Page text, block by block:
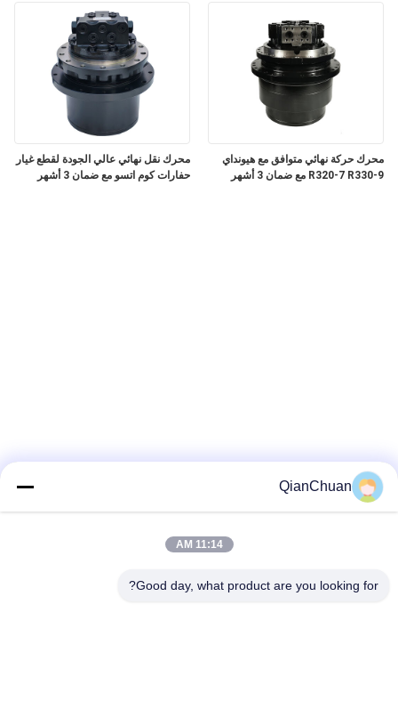
محرك نقل نهائي عالي الجودة لقطع غيار
حفارات كوم اتسو مع ضمان 3 أشهر
محرك حركة نهائي متوافق مع هيونداي
R320-7 R330-9 مع ضمان 3 أشهر
QianChuan
11:14 AM
Good day, what product are you looking for?